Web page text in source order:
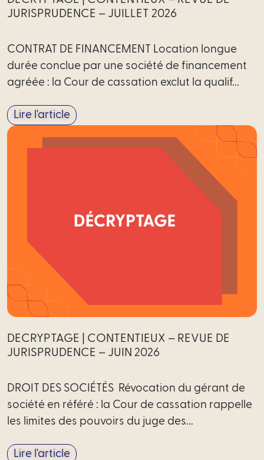
JURISPRUDENCE – JUILLET 2026
CONTRAT DE FINANCEMENT Location longue
durée conclue par une société de financement
agréée : la Cour de cassation exclut la qualif...
Lire l'article
DECRYPTAGE | CONTENTIEUX – REVUE DE
JURISPRUDENCE – JUIN 2026
DROIT DES SOCIÉTÉS Révocation du gérant de
société en référé : la Cour de cassation rappelle
les limites des pouvoirs du juge des...
Lire l'article